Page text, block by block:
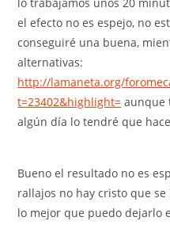
el efecto no es espejo, no
conseguiré una buena,
alternativas:
http://lamaneta.org/
t=23402&highlight= aunque
algún día lo tendré que
Bueno el resultado no es
rallajos no hay cristo que
lo mejor que puedo dejarlo